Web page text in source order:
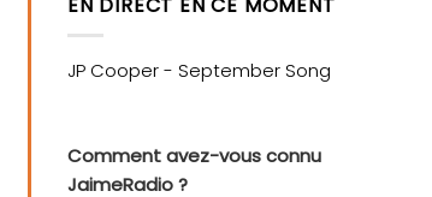
Comment avez-vous connu
JaimeRadio ?